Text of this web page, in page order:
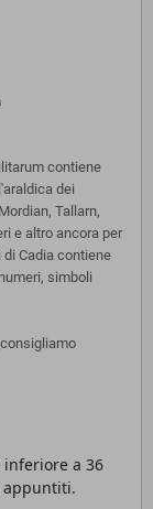
contiene
dei
Tallarn,
e altro ancora per
Cadia contiene
simboli
inferiore a 36
appuntiti.